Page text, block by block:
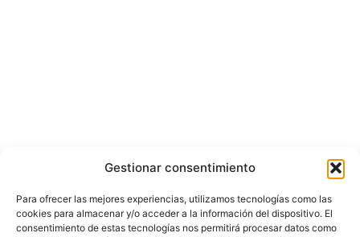
Gestionar consentimiento
Para ofrecer las mejores experiencias, utilizamos tecnologías como las
cookies para almacenar y/o acceder a la información del dispositivo. El
consentimiento de estas tecnologías nos permitirá procesar datos como